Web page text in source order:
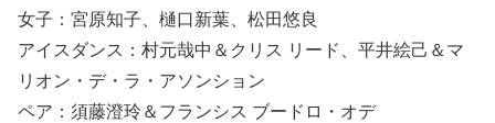
女子：宮原知子、樋口新葉、松田悠良
アイスダンス：村元哉中＆クリス リード、平井絵己＆マ
リオン・デ・ラ・アソンション
ペア：須藤澄玲＆フランシス ブードロ・オデ